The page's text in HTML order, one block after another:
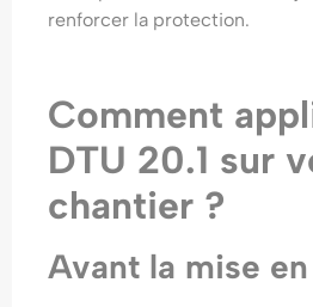
renforcer la protection.
Comment
DTU 20.1 sur
chantier ?
Avant la mise